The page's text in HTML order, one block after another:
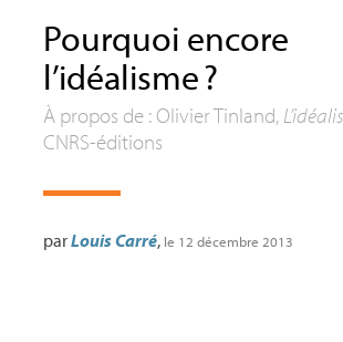
Pourquoi encore
l’idéalisme?
À propos de : Olivier Tinland,
CNRS-éditions
parLouis Carré, le 12 décembre 2013